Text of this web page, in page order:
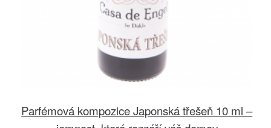
Parfémová kompozice Japonská třešeň 10 ml –